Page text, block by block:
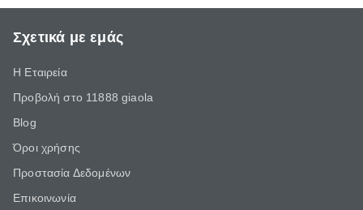
Σχετικά με εμάς
Η Εταιρεία
Προβολή στο 11888 giaola
Blog
Όροι χρήσης
Προστασία Δεδομένων
Επικοινωνία